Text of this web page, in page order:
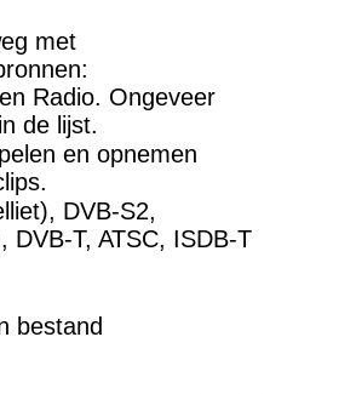
met
Radio. Ongeveer
de lijst.
en opnemen
DVB-S2,
DVB-T, ATSC, ISDB-T
bestand